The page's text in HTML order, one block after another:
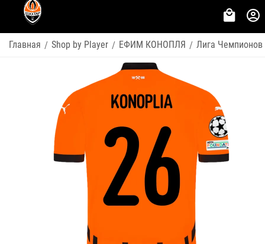
Главная / Shop by Player / ЕФИМ КОНОПЛЯ / Лига Чемпионов